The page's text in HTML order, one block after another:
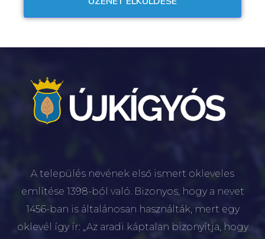
A település nevének első ismert okleveles
említése 1398-ból való. Bizonyos, hogy a nevet
1456-ban is általánosan használták, mert egy
oklevél így ír: „Az aradi káptalan bizonyítja, hogy